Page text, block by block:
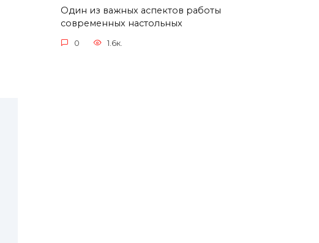
Один из важных аспектов работы
современных настольных
0 1.6к.